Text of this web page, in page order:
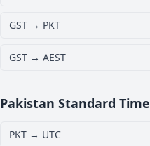
GST → PKT
GST → AEST
Pakistan Standard Time
PKT → UTC